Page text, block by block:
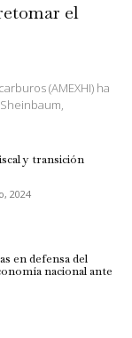
el
(AMEXHI) ha
y transición
2024
en defensa del
nacional ante